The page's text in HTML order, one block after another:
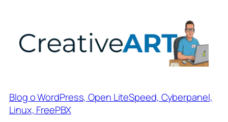
treści
Blog o WordPress, Open LiteSpeed, Cyberpanel,
Linux, FreePBX